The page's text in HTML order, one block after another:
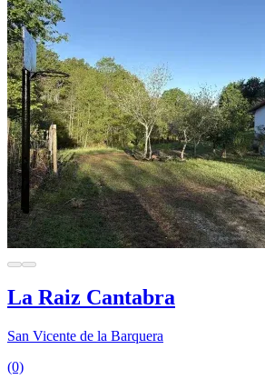
La Raiz Cantabra
San Vicente de la Barquera
(0)